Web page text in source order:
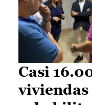
Casi
viviendas